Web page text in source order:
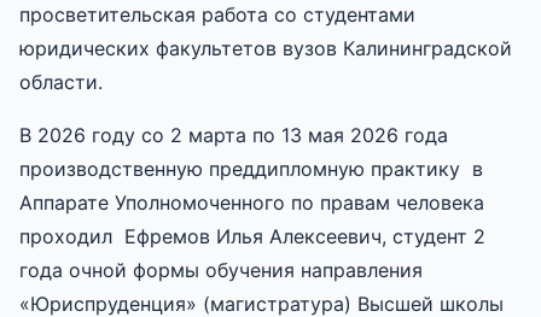
просветительская работа со студентами
юридических факультетов вузов Калининградской
области.
В 2026 году со 2 марта по 13 мая 2026 года
производственную преддипломную практику в
Аппарате Уполномоченного по правам человека
проходил Ефремов Илья Алексеевич, студент 2
года очной формы обучения направления
«Юриспруденция» (магистратура) Высшей школы